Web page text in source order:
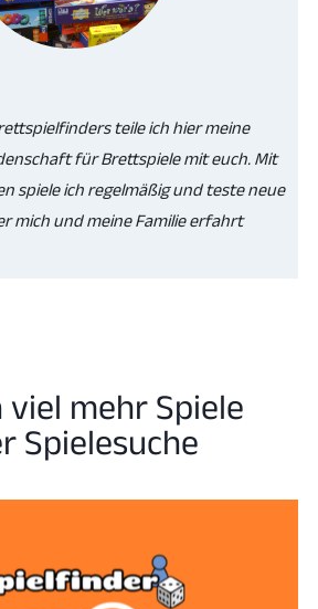
teile ich hier meine
für Brettspiele mit euch. Mit
spiele ich regelmäßig und teste neue
mich und meine Familie erfahrt
viel mehr Spiele
Spielesuche